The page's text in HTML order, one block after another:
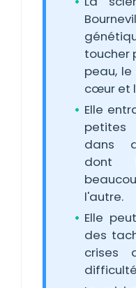
toucher
peau, le
cœur et
Elle
petites
dans
dont
l'autre.
Elle
des
crises